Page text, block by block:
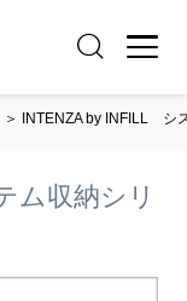
INTENZA by INFILL シ
ム収納シリ